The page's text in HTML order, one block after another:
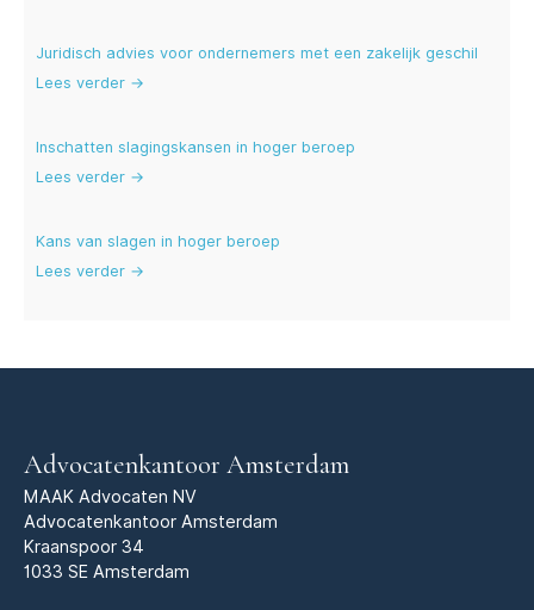
Juridisch advies voor ondernemers met een zakelijk geschil
Lees verder →
Inschatten slagingskansen in hoger beroep
Lees verder →
Kans van slagen in hoger beroep
Lees verder →
Advocatenkantoor Amsterdam
MAAK Advocaten NV
Advocatenkantoor Amsterdam
Kraanspoor 34
1033 SE Amsterdam